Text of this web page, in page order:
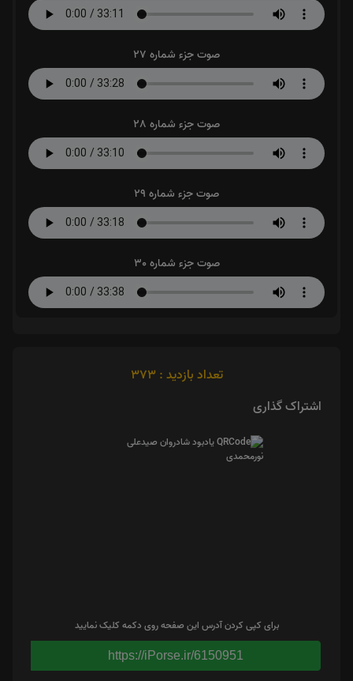
صوت جزء شماره 27
صوت جزء شماره 28
صوت جزء شماره 29
صوت جزء شماره 30
تعداد بازدید : 373
اشتراک گذاری
برای کپی کردن آدرس این صفحه روی دکمه کلیک نمایید
https://iPorse.ir/6150951